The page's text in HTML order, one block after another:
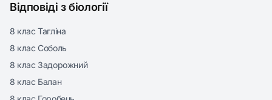
Відповіді з біології
8 клас Тагліна
8 клас Соболь
8 клас Задорожний
8 клас Балан